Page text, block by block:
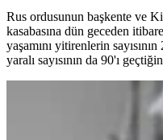
Rus ordusunun başkente ve
kasabasına dün geceden
yaşamını yitirenlerin
yaralı sayısının da 90'ı